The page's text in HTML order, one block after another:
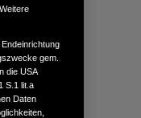
gem.
die USA
S.1 lit.a
Daten